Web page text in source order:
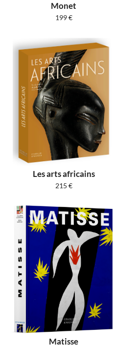
Monet
199€
Les arts africains
215 €
Matisse